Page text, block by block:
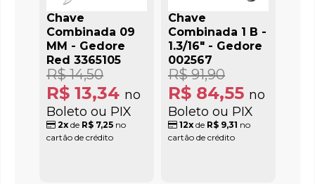
Chave
Combinada 09
MM - Gedore
Red 3365105
R$ 13,34 no
Boleto ou PIX
R$ 14,50
2x de R$ 7,25 no
cartão de crédito
Chave
Combinada 1 B -
1.3/16" - Gedore
002567
R$ 84,55 no
Boleto ou PIX
R$ 91,90
12xde R$ 9,31 no
cartão de crédito